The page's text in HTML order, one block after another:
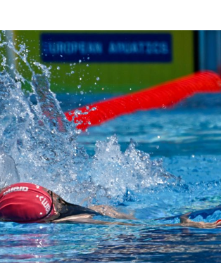
PIZZA
SUNSET BLVD – SELENA GOMEZ
MAMMA MIA
LONDON